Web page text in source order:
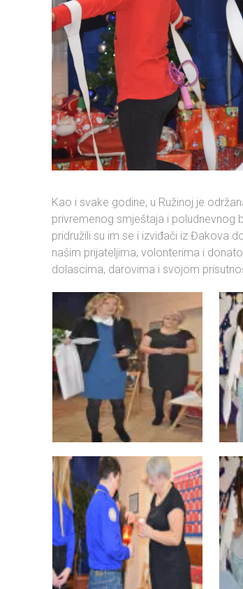
Kao i svake godine, u Ružinoj je
privremenog smještaja i poludnevnog
pridružili su im se i izviđači iz Đakova
našim prijateljima, volonterima i
dolascima, darovima i svojom